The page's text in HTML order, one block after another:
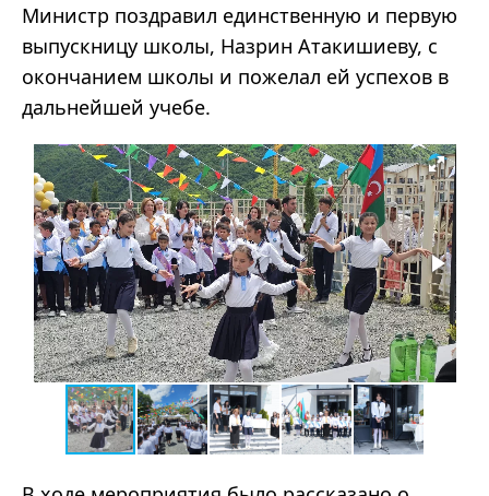
Министр поздравил единственную и первую
выпускницу школы, Назрин Атакишиеву, с
окончанием школы и пожелал ей успехов в
дальнейшей учебе.